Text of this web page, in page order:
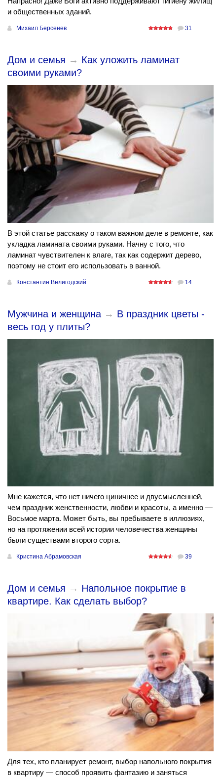
и общественных зданий.
Михаил Берсенев 31
Дом и семья → Как уложить ламинат
своими руками?
В этой статье расскажу о таком важном деле в ремонте, как
укладка ламината своими руками. Начну с того, что
ламинат чувствителен к влаге, так как содержит дерево,
поэтому не стоит его использовать в ванной.
Константин Велигодский 14
Мужчина и женщина → В праздник цветы -
весь год у плиты?
Мне кажется, что нет ничего циничнее и двусмысленней,
чем праздник женственности, любви и красоты, а именно —
Восьмое марта. Может быть, вы пребываете в иллюзиях,
но на протяжении всей истории человечества женщины
были существами второго сорта.
Кристина Абрамовская 39
Дом и семья → Напольное покрытие в
квартире. Как сделать выбор?
Для тех, кто планирует ремонт, выбор напольного покрытия
в квартиру — способ проявить фантазию и заняться